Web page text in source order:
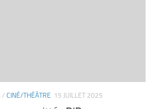
/ CINÉ/THÉÂTRE 15 JUILLET 2025